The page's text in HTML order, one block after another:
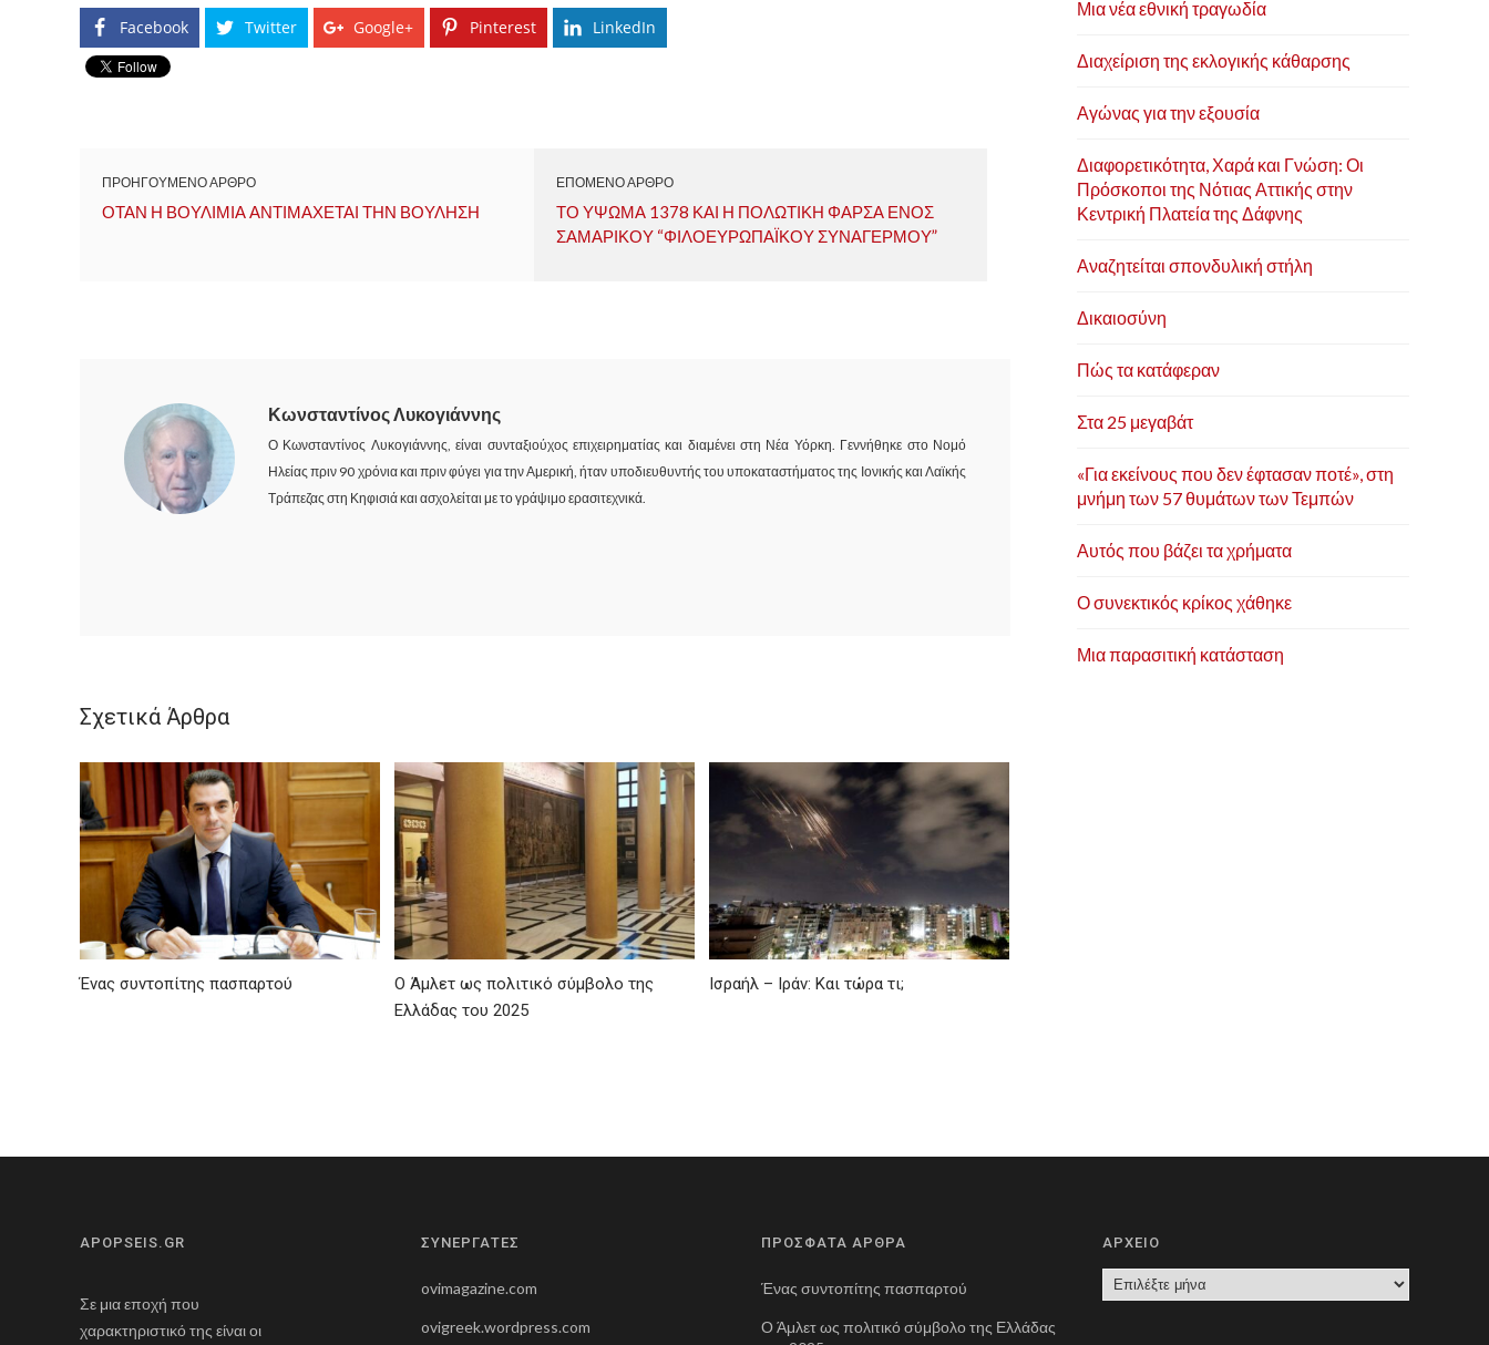
Facebook Twitter Google+ Pinterest LinkedIn
ΠΡΟΗΓΟΥΜΕΝΟ ΑΡΘΡΟ
ΟΤΑΝ Η ΒΟΥΛΙΜΙΑ ΑΝΤΙΜΑΧΕΤΑΙ ΤΗΝ ΒΟΥΛΗΣΗ
ΕΠΟΜΕΝΟ ΑΡΘΡΟ
ΤΟ ΥΨΩΜΑ 1378 ΚΑΙ Η ΠΟΛΩΤΙΚΗ ΦΑΡΣΑ ΕΝΟΣ
ΣΑΜΑΡΙΚΟΥ “ΦΙΛΟΕΥΡΩΠΑΪΚΟΥ ΣΥΝΑΓΕΡΜΟΥ”
Κωνσταντίνος Λυκογιάννης
Ο Κωνσταντίνος Λυκογιάννης, είναι συνταξιούχος επιχειρηματίας και διαμένει στη Νέα Υόρκη. Γεννήθηκε στο Νομό
Ηλείας πριν 90 χρόνια και πριν φύγει για την Αμερική, ήταν υποδιευθυντής του υποκαταστήματος της Ιονικής και Λαϊκής
Τράπεζας στη Κηφισιά και ασχολείται με το γράψιμο ερασιτεχνικά.
Σχετικά Άρθρα
Ένας συντοπίτης πασπαρτού
Ο Άμλετ ως πολιτικό σύμβολο της
Ελλάδας του 2025
Ισραήλ – Ιράν: Και τώρα τι;
Μια νέα εθνική τραγωδία
Διαχείριση της εκλογικής κάθαρσης
Αγώνας για την εξουσία
Διαφορετικότητα, Χαρά και Γνώση: Οι
Πρόσκοποι της Νότιας Αττικής στην
Κεντρική Πλατεία της Δάφνης
Αναζητείται σπονδυλική στήλη
Δικαιοσύνη
Πώς τα κατάφεραν
Στα 25 μεγαβάτ
«Για εκείνους που δεν έφτασαν ποτέ», στη
μνήμη των 57 θυμάτων των Τεμπών
Αυτός που βάζει τα χρήματα
Ο συνεκτικός κρίκος χάθηκε
Μια παρασιτική κατάσταση
APOPSEIS.GR
Σε μια εποχή που
χαρακτηριστικό της είναι οι
ΣΥΝΕΡΓΑΤΕΣ
ovimagazine.com
ovigreek.wordpress.com
ΠΡΟΣΦΑΤΑ ΑΡΘΡΑ
Ένας συντοπίτης πασπαρτού
Ο Άμλετ ως πολιτικό σύμβολο της Ελλάδας
ΑΡΧΕΙΟ